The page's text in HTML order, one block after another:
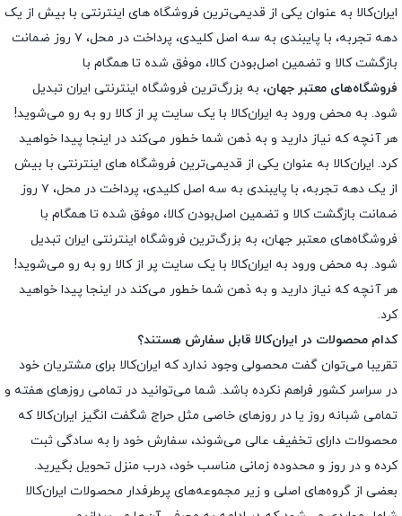
ایران‌کالا به عنوان یکی از قدیمی‌ترین فروشگاه های اینترنتی با بیش از یک
دهه تجربه، با پایبندی به سه اصل کلیدی، پرداخت در محل، ۷ روز ضمانت
بازگشت کالا و تضمین اصل‌بودن کالا، موفق شده تا همگام با
فروشگاه‌های معتبر جهان، به بزرگ‌ترین فروشگاه اینترنتی ایران تبدیل
شود. به محض ورود به ایران‌کالا با یک سایت پر از کالا رو به رو می‌شوید!
هر آنچه که نیاز دارید و به ذهن شما خطور می‌کند در اینجا پیدا خواهید
کرد. ایران‌کالا به عنوان یکی از قدیمی‌ترین فروشگاه های اینترنتی با بیش
از یک دهه تجربه، با پایبندی به سه اصل کلیدی، پرداخت در محل، ۷ روز
ضمانت بازگشت کالا و تضمین اصل‌بودن کالا، موفق شده تا همگام با
فروشگاه‌های معتبر جهان، به بزرگ‌ترین فروشگاه اینترنتی ایران تبدیل
شود. به محض ورود به ایران‌کالا با یک سایت پر از کالا رو به رو می‌شوید!
هر آنچه که نیاز دارید و به ذهن شما خطور می‌کند در اینجا پیدا خواهید
کرد.
کدام محصولات در ایران‌کالا قابل سفارش هستند؟
تقریبا می‌توان گفت محصولی وجود ندارد که ایران‌کالا برای مشتریان خود
در سراسر کشور فراهم نکرده باشد. شما می‌توانید در تمامی روزهای هفته و
تمامی شبانه روز یا در روزهای خاصی مثل حراج شگفت انگیز ایران‌کالا که
محصولات دارای تخفیف عالی می‌شوند، سفارش خود را به سادگی ثبت
کرده و در روز و محدوده زمانی مناسب خود، درب منزل تحویل بگیرید.
بعضی از گروه‌های اصلی و زیر مجموعه‌های پرطرفدار محصولات ایران‌کالا